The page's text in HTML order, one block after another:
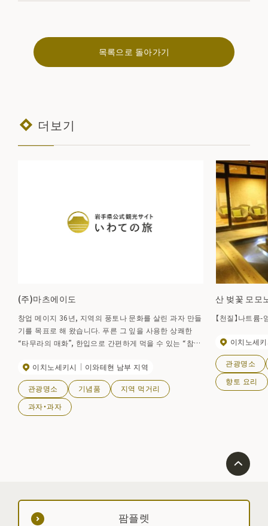
목록으로 돌아가기
더보기
(주)마츠에이도
창업 메이지 36년, 지역의 풍토나 문화를 살린 과자 만들
기를 목표로 해 왔습니다. 푸른 그 잎을 사용한 상쾌한
“타무라의 매화”, 한입으로 간편하게 먹을 수 있는 “참깨
이치노세키시
이와테현 남부 지역
관광명소 기념품
지역 먹거리
과자・과자
산 벚꽃 모모
【천질】나트
이치노세
관광명소
향토 요리
팜플렛